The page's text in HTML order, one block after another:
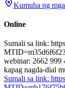
Kumuha ng
Online
Sumali sa link:
webinar: 2662 999
kapag nagda-dial
Sumali sa link: